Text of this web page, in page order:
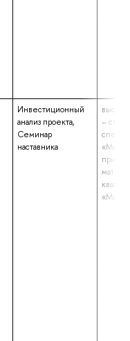
Инвестиционный
анализ проекта,
Семинар
наставника
–